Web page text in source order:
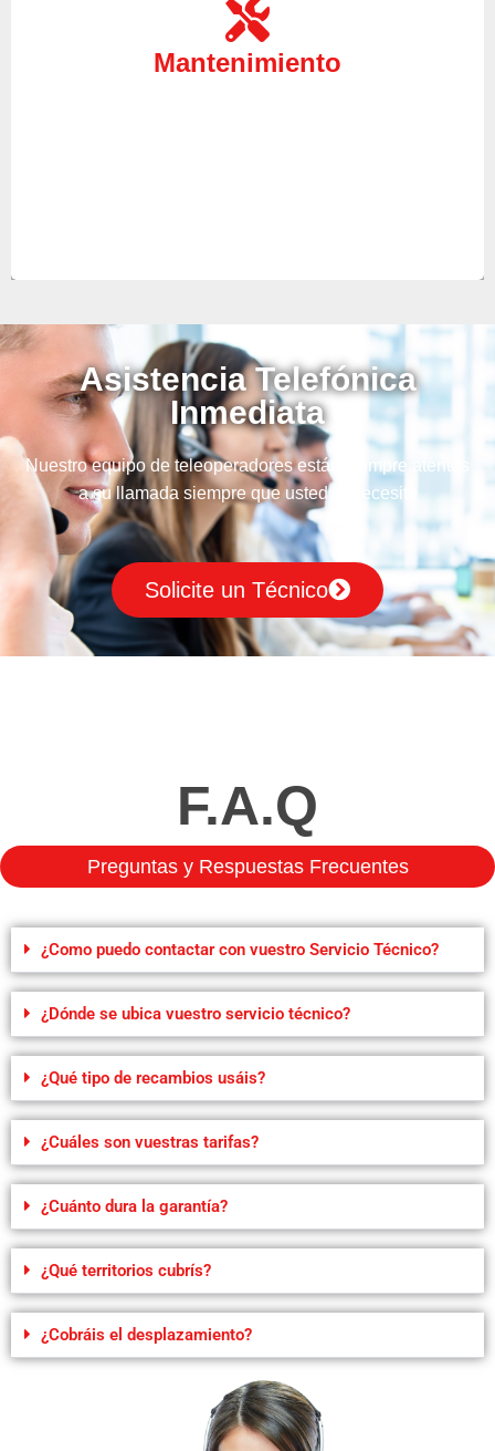
Mantenimiento
de sus equipos, por ello en nuestro servicio técnico
ponemos a su disposición a nuestros mejores
Asistencia Telefónica
Inmediata
Nuestro equipo de teleoperadores están siempre atentos
a su llamada siempre que usted lo necesite
Solicite un Técnico
F.A.Q
Preguntas y Respuestas Frecuentes
¿Como puedo contactar con vuestro Servicio Técnico?
¿Dónde se ubica vuestro servicio técnico?
¿Qué tipo de recambios usáis?
¿Cuáles son vuestras tarifas?
¿Cuánto dura la garantía?
¿Qué territorios cubrís?
¿Cobráis el desplazamiento?